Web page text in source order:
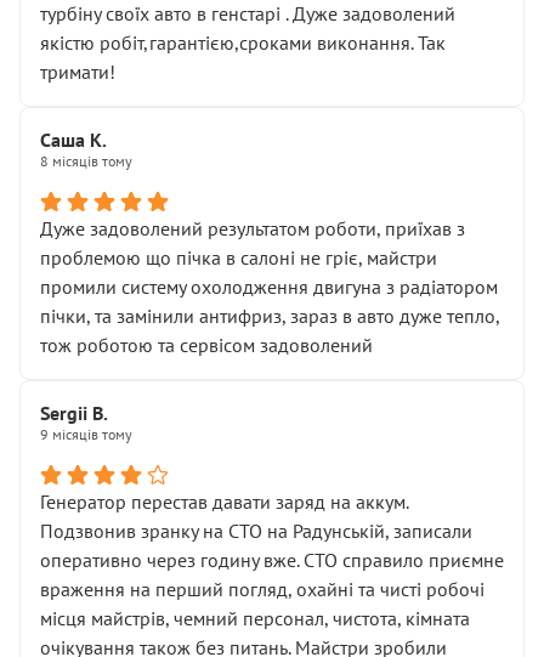
турбіну своїх авто в генстарі . Дуже задоволений
якістю робіт,гарантією,сроками виконання. Так
тримати!
Саша К.
8 місяців тому
Дуже задоволений результатом роботи, приїхав з
проблемою що пічка в салоні не гріє, майстри
промили систему охолодження двигуна з радіатором
пічки, та замінили антифриз, зараз в авто дуже тепло,
тож роботою та сервісом задоволений
Sergii B.
9 місяців тому
Генератор перестав давати заряд на аккум.
Подзвонив зранку на СТО на Радунській, записали
оперативно через годину вже. СТО справило приємне
враження на перший погляд, охайні та чисті робочі
місця майстрів, чемний персонал, чистота, кімната
очікування також без питань. Майстри зробили